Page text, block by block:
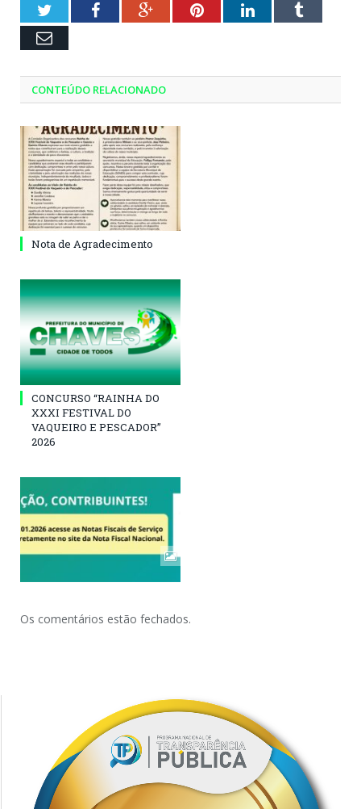
TwitterFacebookGoogle+PinterestLinkedInTumblr
Email
CONTEÚDO RELACIONADO
Nota de Agradecimento
CONCURSO “RAINHA DO
XXXI FESTIVAL DO
VAQUEIRO E PESCADOR”
2026
Os comentários estão fechados.